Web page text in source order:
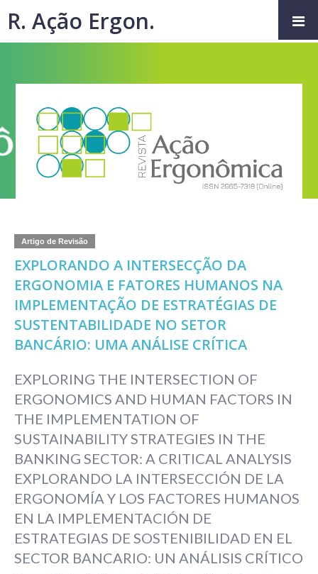
Artigo de Revisão
EXPLORANDO A INTERSECÇÃO DA
ERGONOMIA E FATORES HUMANOS NA
IMPLEMENTAÇÃO DE ESTRATÉGIAS DE
SUSTENTABILIDADE NO SETOR
BANCÁRIO: UMA ANÁLISE CRÍTICA
EXPLORING THE INTERSECTION OF
ERGONOMICS AND HUMAN FACTORS IN
THE IMPLEMENTATION OF
SUSTAINABILITY STRATEGIES IN THE
BANKING SECTOR: A CRITICAL ANALYSIS
EXPLORANDO LA INTERSECCIÓN DE LA
ERGONOMÍA Y LOS FACTORES HUMANOS
EN LA IMPLEMENTACIÓN DE
ESTRATEGIAS DE SOSTENIBILIDAD EN EL
SECTOR BANCARIO: UN ANÁLISIS CRÍTICO
R. Ação Ergon.